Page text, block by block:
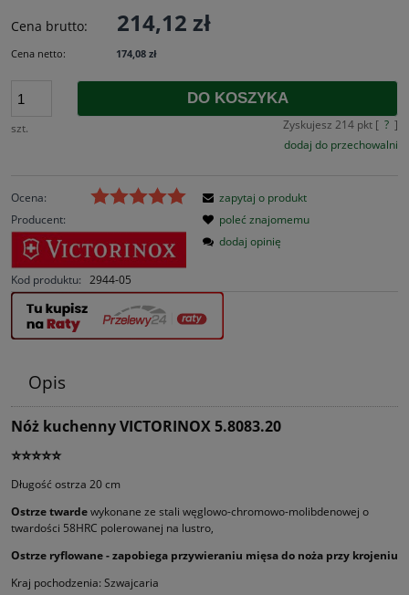
Cena brutto: 214,12 zł
Cena netto: 174,08 zł
szt.
DO KOSZYKA
Zyskujesz 214pkt [ ? ]
dodaj do przechowalni
Ocena:
Producent:
Kod produktu: 2944-05
zapytaj o produkt
poleć znajomemu
dodaj opinię
Opis
Nóż kuchenny VICTORINOX 5.8083.20
⭐⭐⭐⭐⭐
Długość ostrza 20 cm
Ostrze twardewykonane ze stali węglowo-chromowo-molibdenowej o
twardości 58HRC polerowanej na lustro,
Ostrze ryflowane - zapobiega przywieraniu mięsa do noża przy krojeniu
Kraj pochodzenia: Szwajcaria